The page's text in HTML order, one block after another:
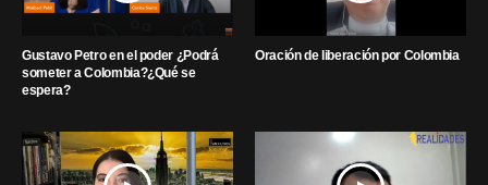
Gustavo Petro en el poder ¿Podrá
someter a Colombia?¿Qué se
espera?
Oración de liberación por Colombia